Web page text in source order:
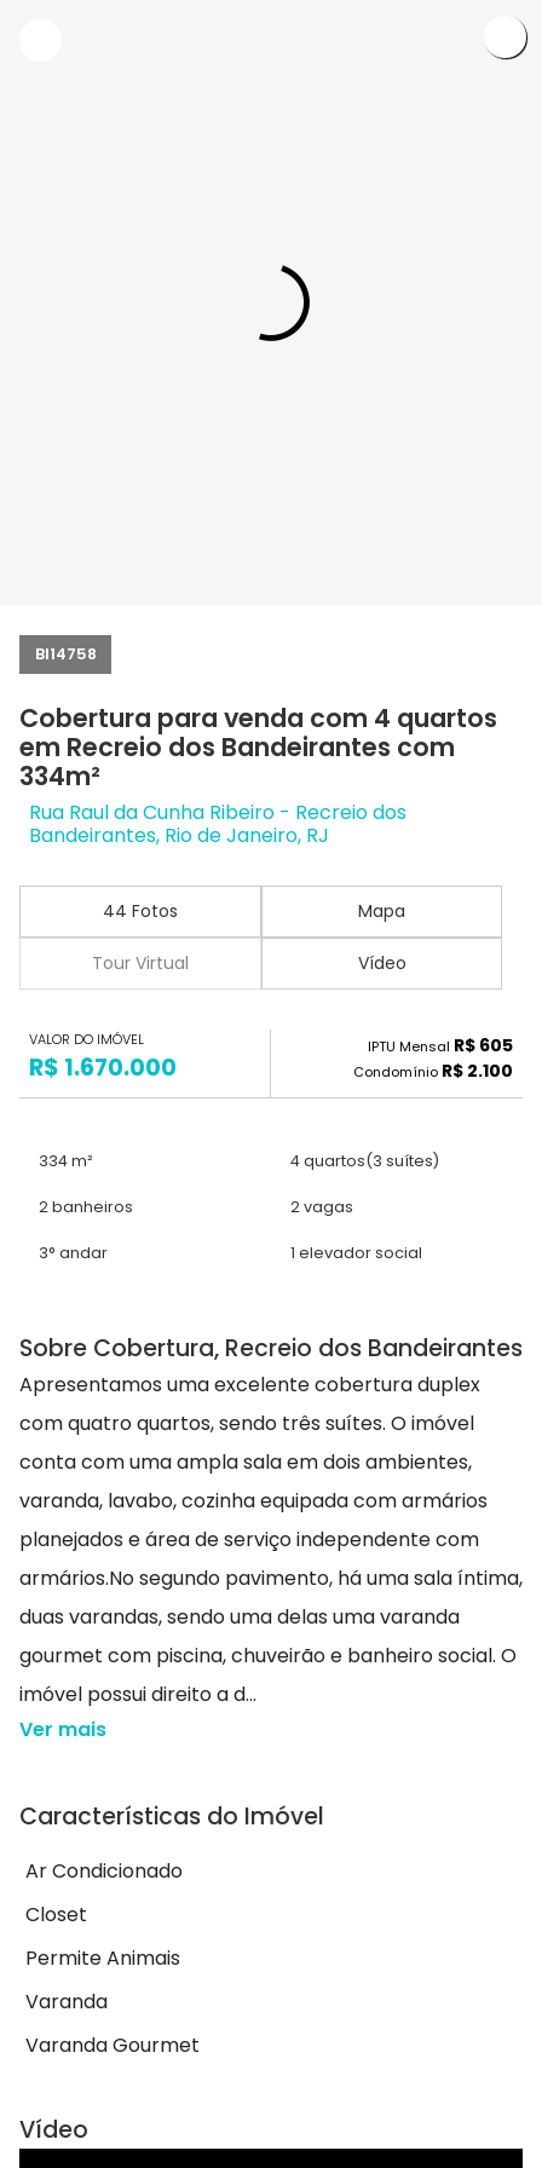
BI14758
Cobertura para venda com 4 quartos
em Recreio dos Bandeirantes com
334m²
Rua Raul da Cunha Ribeiro - Recreio dos
Bandeirantes, Rio de Janeiro, RJ
44 Fotos Mapa
Tour Virtual Vídeo
VALOR DO IMÓVEL
R$ 1.670.000
IPTU Mensal R$ 605
Condomínio R$ 2.100
334 m² 4 quartos(3 suítes)
2 banheiros 2 vagas
3° andar 1 elevador social
Sobre Cobertura, Recreio dos Bandeirantes
Apresentamos uma excelente cobertura duplex
com quatro quartos, sendo três suítes. O imóvel
conta com uma ampla sala em dois ambientes,
varanda, lavabo, cozinha equipada com armários
planejados e área de serviço independente com
armários.No segundo pavimento, há uma sala íntima,
duas varandas, sendo uma delas uma varanda
gourmet com piscina, chuveirão e banheiro social. O
imóvel possui direito a d...
Ver mais
Características do Imóvel
Ar Condicionado
Closet
Permite Animais
Varanda
Varanda Gourmet
Vídeo